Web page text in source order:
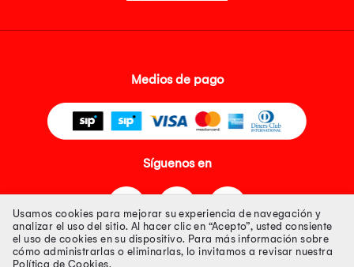
Medios de pago
Síguenos en
Usamos cookies para mejorar su experiencia de navegación y
analizar el uso del sitio. Al hacer clic en “Acepto”, usted consiente
el uso de cookies en su dispositivo. Para más información sobre
cómo administrarlas o eliminarlas, lo invitamos a revisar nuestra
Política de Cookies.